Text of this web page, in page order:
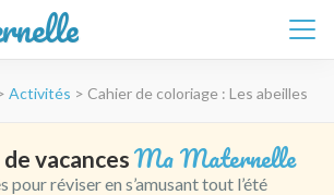
Activités > Cahier de coloriage : Les abeilles
vacances Ma Maternelle
pour réviser en s’amusant tout l’été